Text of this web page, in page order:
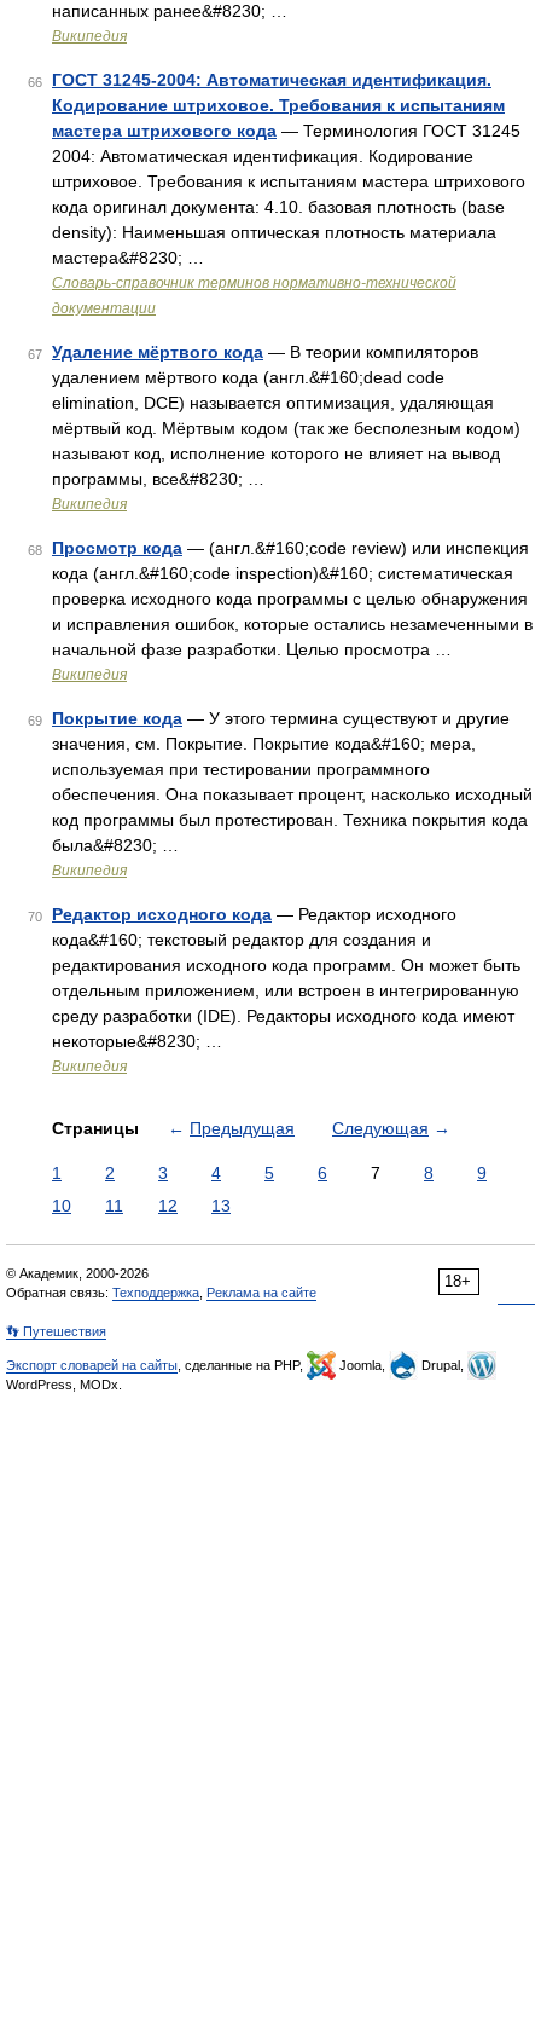
написанных ранее&#8230; …
Википедия
66
ГОСТ 31245-2004: Автоматическая идентификация.
Кодирование штриховое. Требования к испытаниям
мастера штрихового кода — Терминология ГОСТ 31245
2004: Автоматическая идентификация. Кодирование
штриховое. Требования к испытаниям мастера штрихового
кода оригинал документа: 4.10. базовая плотность (base
density): Наименьшая оптическая плотность материала
мастера&#8230; …
Словарь-справочник терминов нормативно-технической
документации
67 Удаление мёртвого кода — В теории компиляторов
удалением мёртвого кода (англ.&#160;dead code
elimination, DCE) называется оптимизация, удаляющая
мёртвый код. Мёртвым кодом (так же бесполезным кодом)
называют код, исполнение которого не влияет на вывод
программы, все&#8230; …
Википедия
68 Просмотр кода — (англ.&#160;code review) или инспекция
кода (англ.&#160;code inspection)&#160; систематическая
проверка исходного кода программы с целью обнаружения
и исправления ошибок, которые остались незамеченными в
начальной фазе разработки. Целью просмотра …
Википедия
69 Покрытие кода — У этого термина существуют и другие
значения, см. Покрытие. Покрытие кода&#160; мера,
используемая при тестировании программного
обеспечения. Она показывает процент, насколько исходный
код программы был протестирован. Техника покрытия кода
была&#8230; …
Википедия
70 Редактор исходного кода — Редактор исходного
кода&#160; текстовый редактор для создания и
редактирования исходного кода программ. Он может быть
отдельным приложением, или встроен в интегрированную
среду разработки (IDE). Редакторы исходного кода имеют
некоторые&#8230; …
Википедия
Страницы ← Предыдущая Следующая →
1 2 3 4 5 6 7 8
9
10
11 12 13
18+
© Академик, 2000-2026
Обратная связь: Техподдержка Реклама на сайте
👣 Путешествия
Экспорт словарей на сайты , сделанные на PHP, Joomla,
Drupal,
WordPress, MODx.